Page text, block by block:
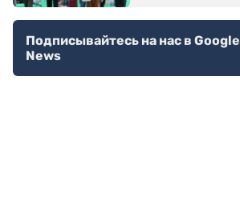
Подписывайтесь на нас в Google
News